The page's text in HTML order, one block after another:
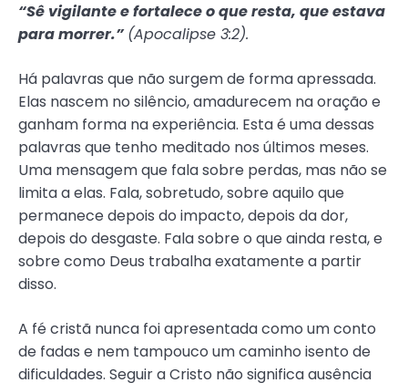
“Sê vigilante e fortalece o que resta, que estava
para morrer.” (Apocalipse 3:2).
Há palavras que não surgem de forma apressada.
Elas nascem no silêncio, amadurecem na oração e
ganham forma na experiência. Esta é uma dessas
palavras que tenho meditado nos últimos meses.
Uma mensagem que fala sobre perdas, mas não se
limita a elas. Fala, sobretudo, sobre aquilo que
permanece depois do impacto, depois da dor,
depois do desgaste. Fala sobre o que ainda resta, e
sobre como Deus trabalha exatamente a partir
disso.
A fé cristã nunca foi apresentada como um conto
de fadas e nem tampouco um caminho isento de
dificuldades. Seguir a Cristo não significa ausência